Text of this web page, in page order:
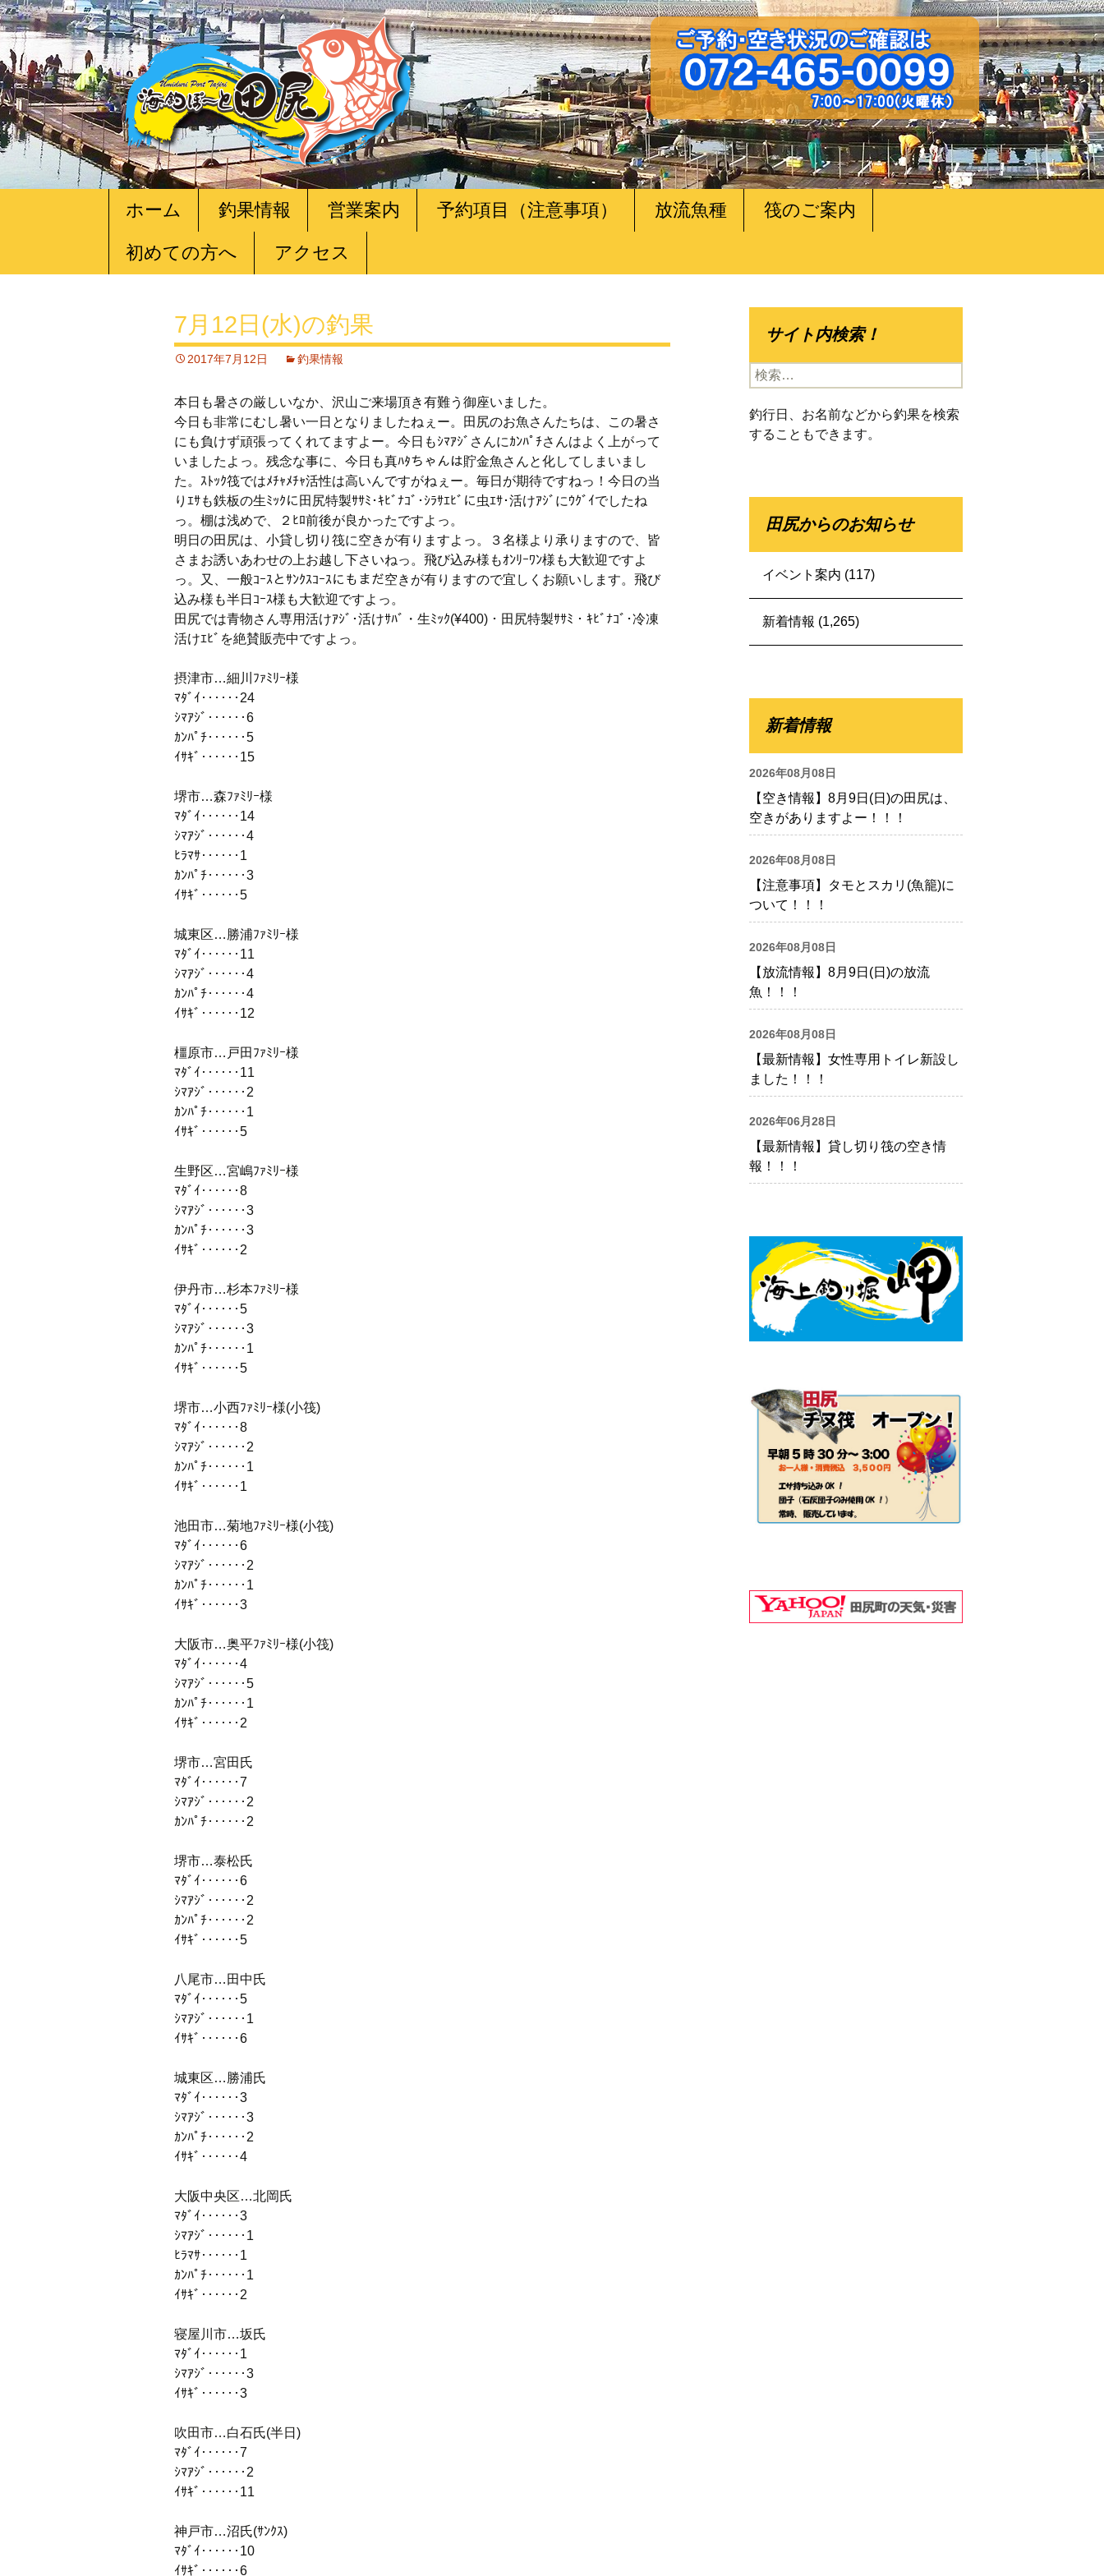
ツ
ホーム 釣果情報 営業案内 予約項目（注意事項） 放流魚種 筏のご案内
初めての方へ アクセス
7月12日(水)の釣果
2017年7月12日 釣果情報
本日も暑さの厳しいなか、沢山ご来場頂き有難う御座いました。
今日も非常にむし暑い一日となりましたねぇー。田尻のお魚さんたちは、この暑さ
にも負けず頑張ってくれてますよー。今日もｼﾏｱｼﾞさんにｶﾝﾊﾟﾁさんはよく上がって
いましたよっ。残念な事に、今日も真ﾊﾀちゃんは貯金魚さんと化してしまいまし
た。ｽﾄｯｸ筏ではﾒﾁｬﾒﾁｬ活性は高いんですがねぇー。毎日が期待ですねっ！今日の当
りｴｻも鉄板の生ﾐｯｸに田尻特製ｻｻﾐ･ｷﾋﾞﾅｺﾞ･ｼﾗｻｴﾋﾞに虫ｴｻ･活けｱｼﾞにｳｸﾞｲでしたね
っ。棚は浅めで、２ﾋﾛ前後が良かったですよっ。
明日の田尻は、小貸し切り筏に空きが有りますよっ。３名様より承りますので、皆
さまお誘いあわせの上お越し下さいねっ。飛び込み様もｵﾝﾘｰﾜﾝ様も大歓迎ですよ
っ。又、一般ｺｰｽとｻﾝｸｽｺｰｽにもまだ空きが有りますので宜しくお願いします。飛び
込み様も半日ｺｰｽ様も大歓迎ですよっ。
田尻では青物さん専用活けｱｼﾞ･活けｻﾊﾞ・生ﾐｯｸ(¥400)・田尻特製ｻｻﾐ・ｷﾋﾞﾅｺﾞ･冷凍
活けｴﾋﾞを絶賛販売中ですよっ。
摂津市…細川ﾌｧﾐﾘｰ様
ﾏﾀﾞｲ‥‥‥24
ｼﾏｱｼﾞ‥‥‥6
ｶﾝﾊﾟﾁ‥‥‥5
ｲｻｷﾞ‥‥‥15
堺市…森ﾌｧﾐﾘｰ様
ﾏﾀﾞｲ‥‥‥14
ｼﾏｱｼﾞ‥‥‥4
ﾋﾗﾏｻ‥‥‥1
ｶﾝﾊﾟﾁ‥‥‥3
ｲｻｷﾞ‥‥‥5
城東区…勝浦ﾌｧﾐﾘｰ様
ﾏﾀﾞｲ‥‥‥11
ｼﾏｱｼﾞ‥‥‥4
ｶﾝﾊﾟﾁ‥‥‥4
ｲｻｷﾞ‥‥‥12
橿原市…戸田ﾌｧﾐﾘｰ様
ﾏﾀﾞｲ‥‥‥11
ｼﾏｱｼﾞ‥‥‥2
ｶﾝﾊﾟﾁ‥‥‥1
ｲｻｷﾞ‥‥‥5
生野区…宮嶋ﾌｧﾐﾘｰ様
ﾏﾀﾞｲ‥‥‥8
ｼﾏｱｼﾞ‥‥‥3
ｶﾝﾊﾟﾁ‥‥‥3
ｲｻｷﾞ‥‥‥2
伊丹市…杉本ﾌｧﾐﾘｰ様
ﾏﾀﾞｲ‥‥‥5
ｼﾏｱｼﾞ‥‥‥3
ｶﾝﾊﾟﾁ‥‥‥1
ｲｻｷﾞ‥‥‥5
堺市…小西ﾌｧﾐﾘｰ様(小筏)
ﾏﾀﾞｲ‥‥‥8
ｼﾏｱｼﾞ‥‥‥2
ｶﾝﾊﾟﾁ‥‥‥1
ｲｻｷﾞ‥‥‥1
池田市…菊地ﾌｧﾐﾘｰ様(小筏)
ﾏﾀﾞｲ‥‥‥6
ｼﾏｱｼﾞ‥‥‥2
ｶﾝﾊﾟﾁ‥‥‥1
ｲｻｷﾞ‥‥‥3
大阪市…奥平ﾌｧﾐﾘｰ様(小筏)
ﾏﾀﾞｲ‥‥‥4
ｼﾏｱｼﾞ‥‥‥5
ｶﾝﾊﾟﾁ‥‥‥1
ｲｻｷﾞ‥‥‥2
堺市…宮田氏
ﾏﾀﾞｲ‥‥‥7
ｼﾏｱｼﾞ‥‥‥2
ｶﾝﾊﾟﾁ‥‥‥2
堺市…泰松氏
ﾏﾀﾞｲ‥‥‥6
ｼﾏｱｼﾞ‥‥‥2
ｶﾝﾊﾟﾁ‥‥‥2
ｲｻｷﾞ‥‥‥5
八尾市…田中氏
ﾏﾀﾞｲ‥‥‥5
ｼﾏｱｼﾞ‥‥‥1
ｲｻｷﾞ‥‥‥6
城東区…勝浦氏
ﾏﾀﾞｲ‥‥‥3
ｼﾏｱｼﾞ‥‥‥3
ｶﾝﾊﾟﾁ‥‥‥2
ｲｻｷﾞ‥‥‥4
大阪中央区…北岡氏
ﾏﾀﾞｲ‥‥‥3
ｼﾏｱｼﾞ‥‥‥1
ﾋﾗﾏｻ‥‥‥1
ｶﾝﾊﾟﾁ‥‥‥1
ｲｻｷﾞ‥‥‥2
寝屋川市…坂氏
ﾏﾀﾞｲ‥‥‥1
ｼﾏｱｼﾞ‥‥‥3
ｲｻｷﾞ‥‥‥3
吹田市…白石氏(半日)
ﾏﾀﾞｲ‥‥‥7
ｼﾏｱｼﾞ‥‥‥2
ｲｻｷﾞ‥‥‥11
神戸市…沼氏(ｻﾝｸｽ)
ﾏﾀﾞｲ‥‥‥10
ｲｻｷﾞ‥‥‥6
サイト内検索！
検
索:
釣行日、お名前などから釣果を検索
することもできます。
田尻からのお知らせ
イベント案内 (117)
新着情報 (1,265)
新着情報
2026年08月08日
【空き情報】8月9日(日)の田尻は、
空きがありますよー！！！
2026年08月08日
【注意事項】タモとスカリ(魚籠)に
ついて！！！
2026年08月08日
【放流情報】8月9日(日)の放流
魚！！！
2026年08月08日
【最新情報】女性専用トイレ新設し
ました！！！
2026年06月28日
【最新情報】貸し切り筏の空き情
報！！！